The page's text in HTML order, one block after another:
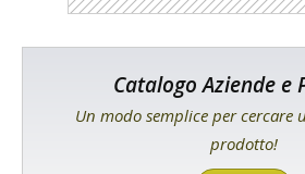
Catalogo Aziende e
Un modo semplice per cercare
prodotto!